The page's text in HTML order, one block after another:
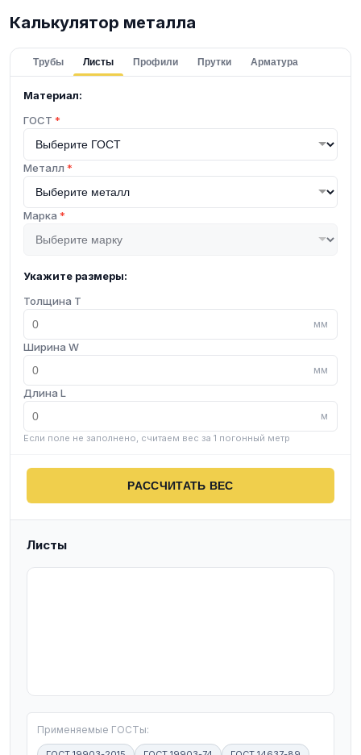
Калькулятор металла
Трубы Листы Профили Прутки Арматура
Материал:
ГОСТ *
Металл *
Марка *
Укажите размеры:
Толщина T
мм
Ширина W
мм
Длина L
м
Если поле не заполнено, считаем вес за 1 погонный метр
РАССЧИТАТЬ ВЕС
Листы
Применяемые ГОСТы: